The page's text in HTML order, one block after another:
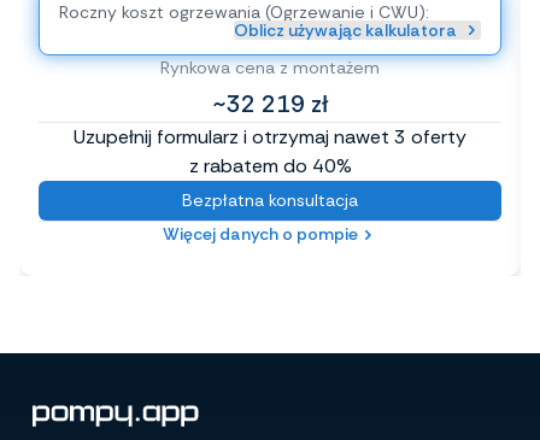
Roczny koszt ogrzewania (Ogrzewanie i CWU):
Oblicz używając kalkulatora
Rynkowa cena z montażem
~32 219 zł
Uzupełnij formularz i otrzymaj nawet 3 oferty
z rabatem do 40%
Bezpłatna konsultacja
Więcej danych o pompie